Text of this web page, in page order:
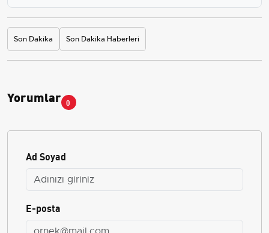
Son Dakika Son Dakika Haberleri
Yorumlar 0
Ad Soyad
E-posta